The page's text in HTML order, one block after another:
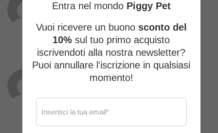
Marinella Lo Furno
(proprietario verificato) –26/01/2026
(proprietario verificato) –26/01/2026
Entra nel mondo Piggy Pet
Vuoi ricevere un buono sconto del
10% sul tuo primo acquisto
iscrivendoti alla nostra newsletter?
Puoi annullare l'iscrizione in qualsiasi
momento!